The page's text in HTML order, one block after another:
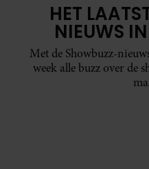
HET
NIEUWS
Met de Showbuzz-
week alle buzz over de